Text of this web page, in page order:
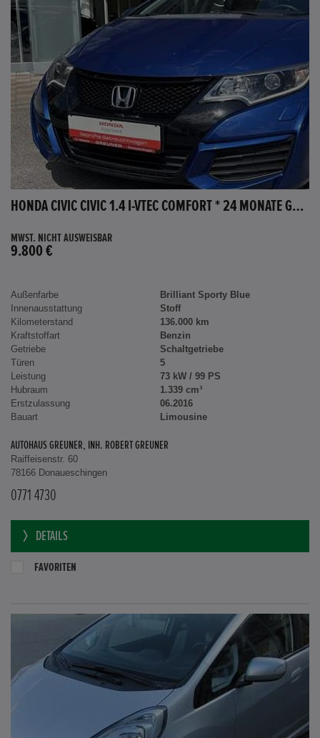
HONDA CIVIC CIVIC 1.4 I-VTEC COMFORT * 24 MONATE GARANTIE *
MWST. NICHT AUSWEISBAR
9.800 €
Außenfarbe
Brilliant Sporty Blue
Innenausstattung
Stoff
Kilometerstand
136.000 km
Kraftstoffart
Benzin
Getriebe
Schaltgetriebe
Türen
5
Leistung
73 kW / 99 PS
Hubraum
1.339 cm³
Erstzulassung
06.2016
Bauart
Limousine
AUTOHAUS GREUNER, INH. ROBERT GREUNER
Raiffeisenstr. 60
78166 Donaueschingen
0771 4730
DETAILS
FAVORITEN